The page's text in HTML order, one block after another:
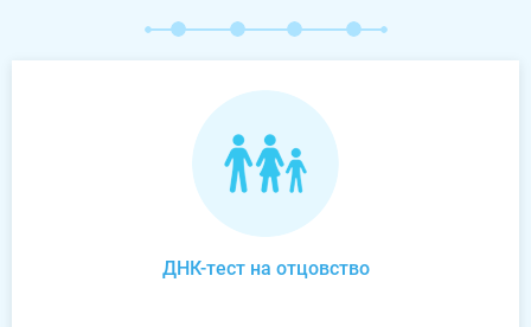
ДНК-тест на отцовство